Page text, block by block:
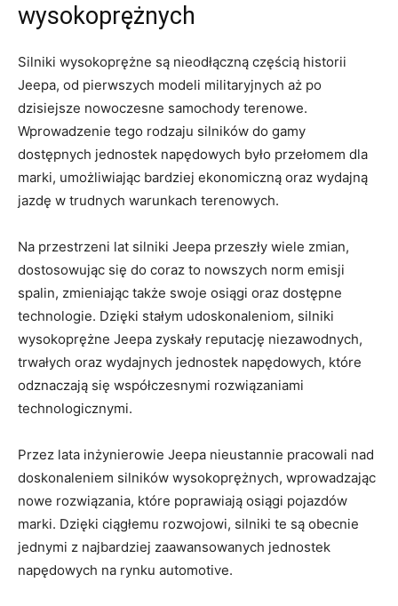
wysokoprężnych
Silniki wysokoprężne są nieodłączną częścią historii
Jeepa, od pierwszych modeli militaryjnych aż po
dzisiejsze⁤ nowoczesne samochody terenowe.
Wprowadzenie tego ⁢rodzaju silników do gamy
dostępnych jednostek napędowych było przełomem dla
marki, umożliwiając bardziej ekonomiczną oraz wydajną
⁣jazdę w trudnych warunkach terenowych.
Na przestrzeni lat silniki Jeepa przeszły⁣ wiele zmian,
dostosowując się do coraz to nowszych norm emisji
spalin, zmieniając także swoje osiągi oraz dostępne
technologie. Dzięki stałym udoskonaleniom, silniki
wysokoprężne Jeepa zyskały reputację niezawodnych,
trwałych oraz⁤ wydajnych jednostek napędowych,‌ które
odznaczają się współczesnymi ‌rozwiązaniami
technologicznymi.
Przez lata inżynierowie Jeepa nieustannie ⁣pracowali‌ nad
doskonaleniem silników wysokoprężnych, wprowadzając
nowe ‍rozwiązania, które poprawiają osiągi pojazdów
marki. Dzięki ciągłemu rozwojowi, silniki te ⁢są obecnie
jednymi ⁢z najbardziej zaawansowanych jednostek
napędowych na rynku automotive.